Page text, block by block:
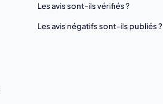
Les avis sont-ils vérifiés ?
Les avis négatifs sont-ils publiés ?